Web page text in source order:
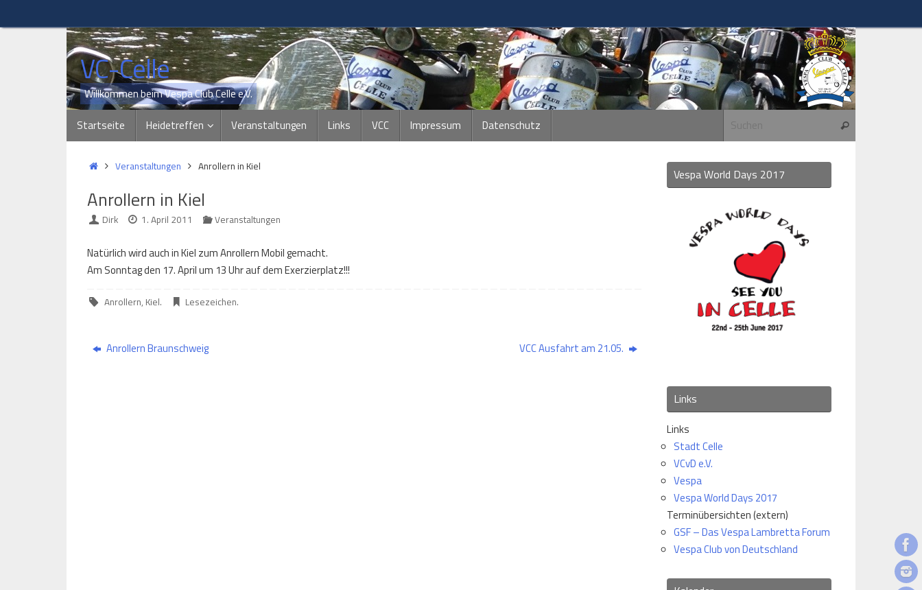
Inhalt
VC-Celle
Willkommen beim Vespa Club Celle e.V.
Inhalt
springen
Startseite Heidetreffen Veranstaltungen Links VCC Impressum Datenschutz Suchen
StartVeranstaltungen Anrollern in Kiel
Anrollern in Kiel
Dirk 1. April 2011 Veranstaltungen
Natürlich wird auch in Kiel zum Anrollern Mobil gemacht.
Am Sonntag den 17. April um 13 Uhr auf dem Exerzierplatz!!!
Anrollern, Kiel. Lesezeichen.
Anrollern Braunschweig VCC Ausfahrt am 21.05.
Vespa World Days 2017
Links
Links
Stadt Celle
VCvD e.V.
Vespa
Vespa World Days 2017
Terminübersichten (extern)
GSF – Das Vespa Lambretta Forum
Vespa Club von Deutschland